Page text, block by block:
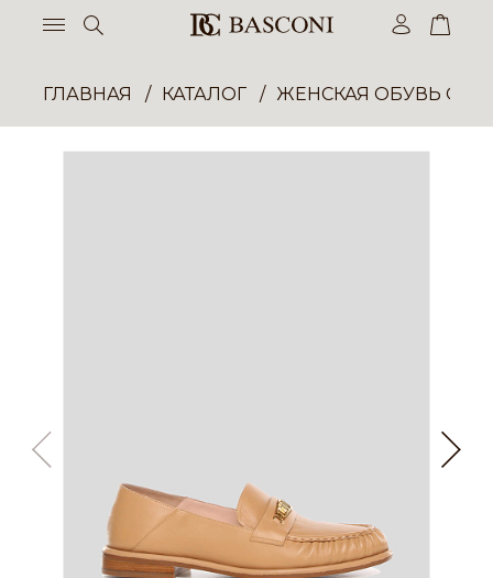
ГЛАВНАЯ КАТАЛОГ ЖЕНСКАЯ ОБУВЬ